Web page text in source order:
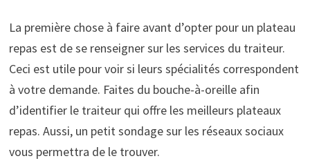
La première chose à faire avant d’opter pour un plateau
repas est de se renseigner sur les services du traiteur.
Ceci est utile pour voir si leurs spécialités correspondent
à votre demande. Faites du bouche-à-oreille afin
d’identifier le traiteur qui offre les meilleurs plateaux
repas. Aussi, un petit sondage sur les réseaux sociaux
vous permettra de le trouver.